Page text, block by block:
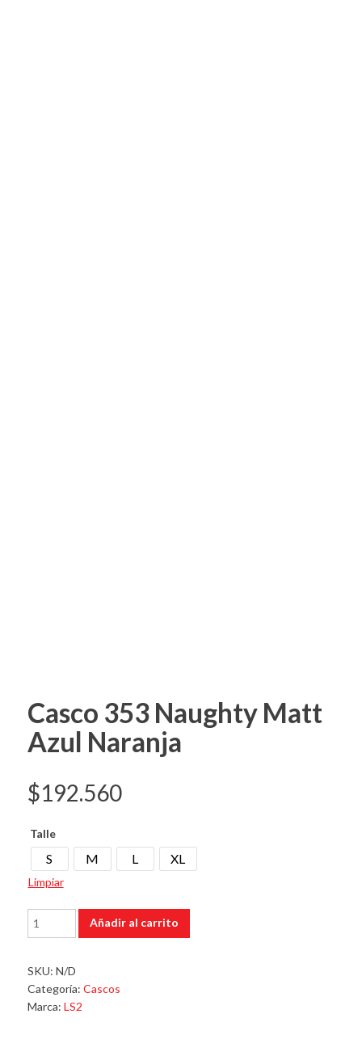
Casco 353 Naughty Matt
Azul Naranja
$192.560
Talle
S M L XL
Limpiar
Casco
353
Matt
Azul
Naranja
Añadir al carrito
SKU: N/D
Categoría: Cascos
Marca: LS2